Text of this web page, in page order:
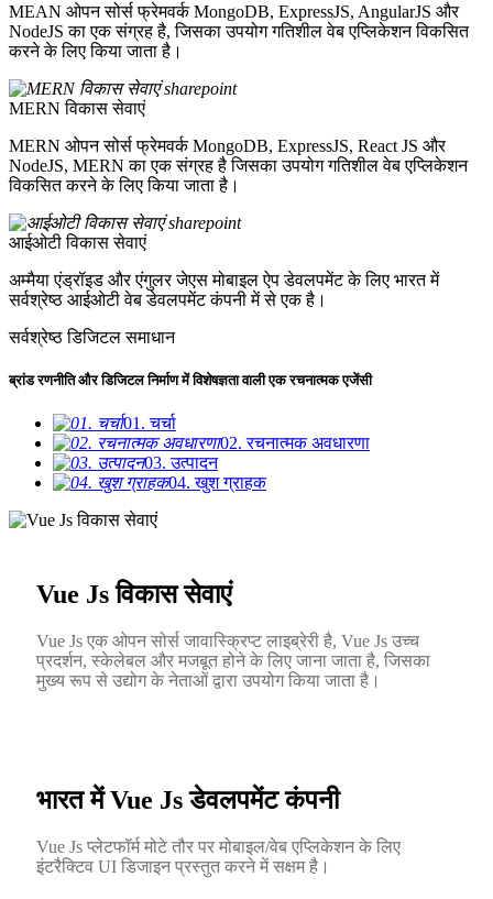
MEAN ओपन सोर्स फ्रेमवर्क MongoDB, ExpressJS, AngularJS और
NodeJS का एक संग्रह है, जिसका उपयोग गतिशील वेब एप्लिकेशन विकसित
करने के लिए किया जाता है।
MERN विकास सेवाएं
MERN ओपन सोर्स फ्रेमवर्क MongoDB, ExpressJS, React JS और
NodeJS, MERN का एक संग्रह है जिसका उपयोग गतिशील वेब एप्लिकेशन
विकसित करने के लिए किया जाता है।
आईओटी विकास सेवाएं
अम्मैया एंड्रॉइड और एंगुलर जेएस मोबाइल ऐप डेवलपमेंट के लिए भारत में
सर्वश्रेष्ठ आईओटी वेब डेवलपमेंट कंपनी में से एक है।
सर्वश्रेष्ठ डिजिटल समाधान
ब्रांड रणनीति और डिजिटल निर्माण में विशेषज्ञता वाली एक रचनात्मक एजेंसी
01. चर्चा
02. रचनात्मक अवधारणा
03. उत्पादन
04. खुश ग्राहक
Vue Js विकास सेवाएं
Vue Js एक ओपन सोर्स जावास्क्रिप्ट लाइब्रेरी है, Vue Js उच्च
प्रदर्शन, स्केलेबल और मजबूत होने के लिए जाना जाता है, जिसका
मुख्य रूप से उद्योग के नेताओं द्वारा उपयोग किया जाता है।
भारत में Vue Js डेवलपमेंट कंपनी
Vue Js प्लेटफॉर्म मोटे तौर पर मोबाइल/वेब एप्लिकेशन के लिए
इंटरैक्टिव UI डिजाइन प्रस्तुत करने में सक्षम है।